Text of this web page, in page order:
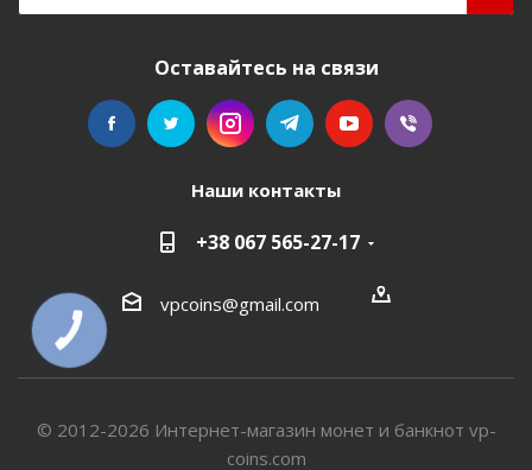
Оставайтесь на связи
Наши контакты
+38 067 565-27-17
vpcoins@gmail.com
© 2012-2026 Интернет-магазин монет и банкнот vp-
coins.com
КНОПКА
СВЯЗИ